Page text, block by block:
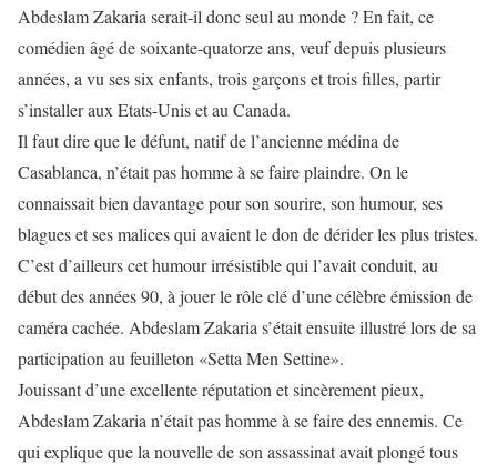
Abdeslam Zakaria serait-il donc seul au monde ? En fait, ce
comédien âgé de soixante-quatorze ans, veuf depuis plusieurs
années, a vu ses six enfants, trois garçons et trois filles, partir
s’installer aux Etats-Unis et au Canada.
Il faut dire que le défunt, natif de l’ancienne médina de
Casablanca, n’était pas homme à se faire plaindre. On le
connaissait bien davantage pour son sourire, son humour, ses
blagues et ses malices qui avaient le don de dérider les plus tristes.
C’est d’ailleurs cet humour irrésistible qui l’avait conduit, au
début des années 90, à jouer le rôle clé d’une célèbre émission de
caméra cachée. Abdeslam Zakaria s’était ensuite illustré lors de sa
participation au feuilleton «Setta Men Settine».
Jouissant d’une excellente réputation et sincèrement pieux,
Abdeslam Zakaria n’était pas homme à se faire des ennemis. Ce
qui explique que la nouvelle de son assassinat avait plongé tous